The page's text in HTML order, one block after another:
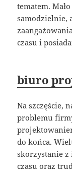
tematem.
samodzielnie,
czasu i
biuro
Na szczęście,
problemu
do końca.
skorzystanie z
czasu oraz